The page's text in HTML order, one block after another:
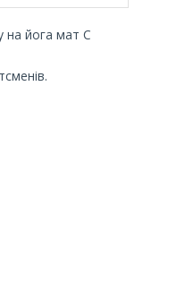
на йога мат C